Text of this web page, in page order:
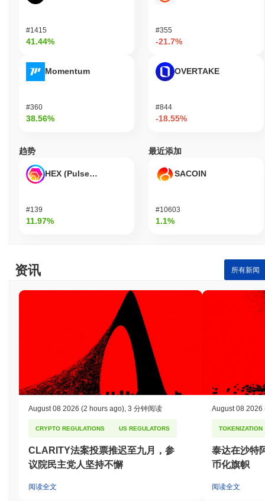
关于DUSD的支持，特别是支持其价值的储备，提出了担忧。这引
稳定币的关注时。 针对这些担忧，DUSD团队启动了一系列审计，
以验证储备并提高透明度。他们发布了详细报告，概述了资产支持
立了风险管理程序，以应对持续的市场波动和监管变化。 尽管采取
了这些措施，持续的风险包括潜在的监管审查、市场波动以及区块
险。
我在哪里可以购买 DUSD (DUSD)?
DUSD (DUSD) 在 centralized and decentralized 加密货币交易所广
DUSD 当前的日交易量是多少?
历史最低价(ATL):CN¥0.00
DUSD 目前的交易价格低于其ATH
与更广泛的加密市场相比,DUSD 的表现如何?
在过去7天里,DUSD 上涨了 0.00%
,表现不及整体加密市场 其上涨
。这表明相对于更广泛的市场势头,DUSD 的价格走势暂
时滞后。
#1415
41.44%
Momentum
#360
38.56%
#355
-21.7%
OVERTAKE
#844
-18.55%
趋势
HEX (Pulsechain)
#139
11.97%
最近添加
SACOIN
#10603
1.1%
资讯 所有新闻
August 08 2026 (2 hours ago), 3 分钟阅读
CRYPTO REGULATIONS US REGULATORS
CLARITY法案投票推迟至九月，参
议院民主党人坚持不懈
阅读全文
August 08 2026
TOKENIZATION
泰达在沙特
币化旗帜
阅读全文